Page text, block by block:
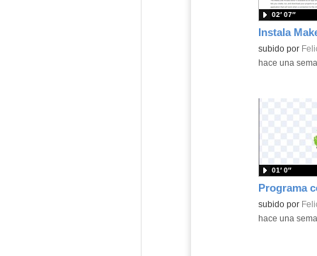
Contenido
subido por
02′ 07″
-hace una
Contenido
subido por
01′ 0″
-hace una